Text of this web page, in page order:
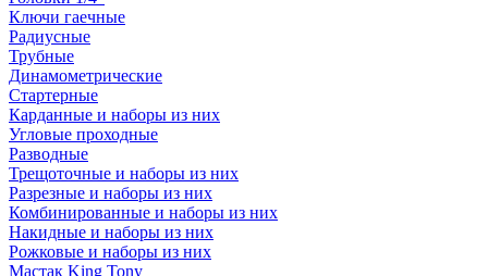
Ключи гаечные
Радиусные
Трубные
Динамометрические
Стартерные
Карданные и наборы из них
Угловые проходные
Разводные
Трещоточные и наборы из них
Разрезные и наборы из них
Комбинированные и наборы из них
Накидные и наборы из них
Рожковые и наборы из них
Мастак King Tony